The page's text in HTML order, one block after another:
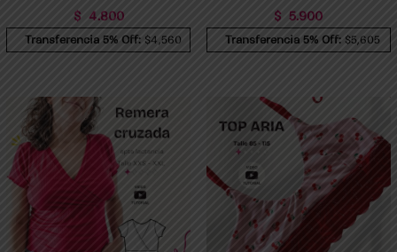
$ 4.800
Transferencia 5% Off: $4,560
$ 5.900
Transferencia 5% Off: $5,605